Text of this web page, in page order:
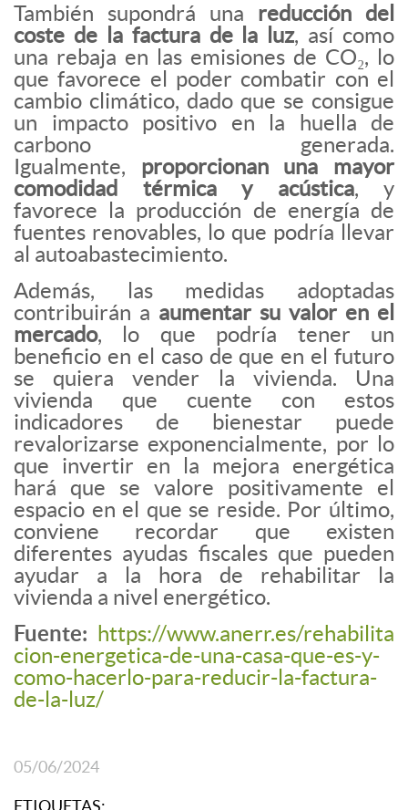
También supondrá una reducción del
coste de la factura de la luz, así como
una rebaja en las emisiones de CO₂, lo
que favorece el poder combatir con el
cambio climático, dado que se consigue
un impacto positivo en la huella de
carbono generada.
Igualmente, proporcionan una mayor
comodidad térmica y acústica, y
favorece la producción de energía de
fuentes renovables, lo que podría llevar
al autoabastecimiento.
Además, las medidas adoptadas
contribuirán a aumentar su valor en el
mercado, lo que podría tener un
beneficio en el caso de que en el futuro
se quiera vender la vivienda. Una
vivienda que cuente con estos
indicadores de bienestar puede
revalorizarse exponencialmente, por lo
que invertir en la mejora energética
hará que se valore positivamente el
espacio en el que se reside. Por último,
conviene recordar que existen
diferentes ayudas fiscales que pueden
ayudar a la hora de rehabilitar la
vivienda a nivel energético.
Fuente: https://www.anerr.es/rehabilita
cion-energetica-de-una-casa-que-es-y-
como-hacerlo-para-reducir-la-factura-
de-la-luz/
05/06/2024